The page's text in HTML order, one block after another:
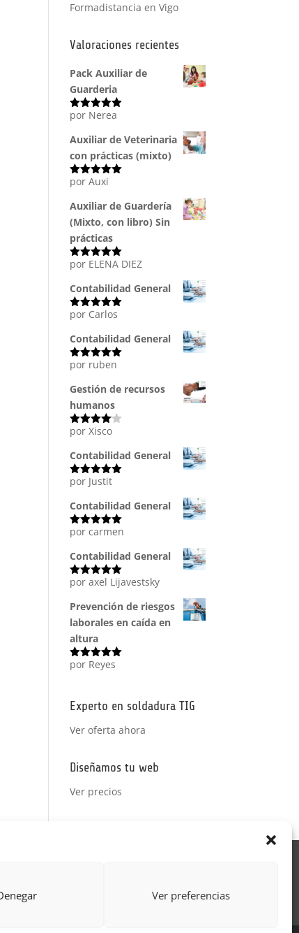
Ver preferencias
Formadistancia en Vigo
Valoraciones recientes
Pack Auxiliar de
Guarderia
Valorado
por Nerea
Auxiliar de Veterinaria
con prácticas (mixto)
Valorado
por Auxi
Auxiliar de Guardería
(Mixto, con libro) Sin
prácticas
Valorado
por ELENA DIEZ
Contabilidad General
Valorado
por Carlos
Contabilidad General
Valorado
por ruben
Gestión de recursos
humanos
Valorado
5
por Xisco
Contabilidad General
Valorado
por Justit
Contabilidad General
Valorado
por carmen
Contabilidad General
Valorado
por axel Lijavestsky
Prevención de riesgos
laborales en caída en
altura
Valorado
por Reyes
Experto en soldadura TIG
Ver oferta ahora
Diseñamos tu web
Ver precios
Formulario uso de imagen